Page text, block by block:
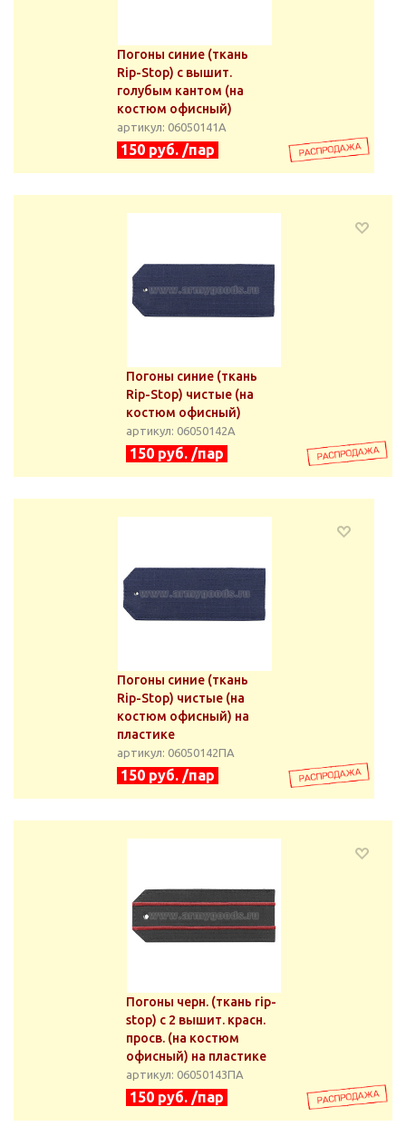
Погоны синие (ткань
Rip-Stop) с вышит.
голубым кантом (на
костюм офисный)
артикул: 06050141А
150 руб. /пар
Погоны синие (ткань
Rip-Stop) чистые (на
костюм офисный)
артикул: 06050142А
150 руб. /пар
Погоны синие (ткань
Rip-Stop) чистые (на
костюм офисный) на
пластике
артикул: 06050142ПА
150 руб. /пар
Погоны черн. (ткань rip-
stop) с 2 вышит. красн.
просв. (на костюм
офисный) на пластике
артикул: 06050143ПА
150 руб. /пар